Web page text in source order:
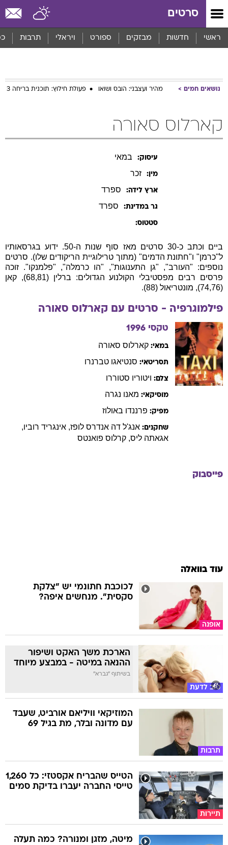
סרטים
ראשי חדשות מבזקים ספורט ויראלי תרבות
נושאים חמים מהיר ועצבני: הובס ושואו פעולת חילוץ: תוכנית בריחה 3
קארלוס סאורה
עיסוק: במאי
מין: זכר
ארץ לידה: ספרד
גר במדינת: ספרד
סטטוס:
ביים וכתב כ-30 סרטים מאז סוף שנות ה-50. ידוע בגרסאותיו
ל"כרמן" ו"חתונת הדמים" (מתוך טרילוגיית הריקודים שלו). סרטים
נוספים: "העורב", "גן התענוגות", "הו כרמלה", "פלמנקו". זוכה
פרסים רבים מפסטיבלי הקולנוע הגדולים: ברלין (68,81), קאן
(74,76), מונטריאול (88).
פילמוגרפיה - סרטים עם קארלוס סאורה
טקסי 1996
במאי: קארלוס סאורה
תסריטאי: סנטיאגו טברנרו
צלם: ויטוריו סטוררו
מוסיקאי: מאנו נגרה
מפיק: פרננדו באולוז
שחקנים: אנג'ל דה אנדרס לופז, אינגריד רוביו,
אגאתה ליס, קרלוס פואנטס
פייסבוק
עוד בוואלה
אופנה
לכוכבת חתונמי יש "צלקת
סקסית". מנחשים איפה?
טוב לדעת
הארכת משך האקט ושיפור
ההנאה במיטה - במבצע מיוחד
בשיתוף "גברא"
תרבות
המוזיקאי וויליאם אורביט, שעבד
עם מדונה ובלר, מת בגיל 69
תיירות
הטייס שהבריח אקסטזי: כל 1,260
טייסי החברה יעברו בדיקת סמים
מיטה, מזגן ומנורה? כמה תעלה